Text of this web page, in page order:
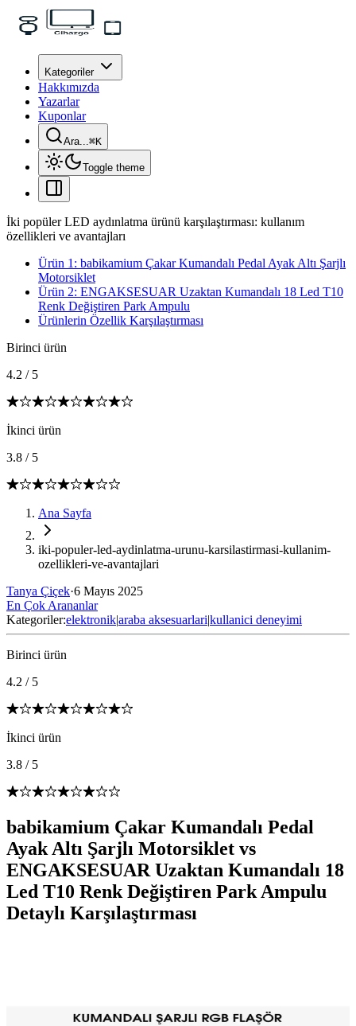
Kategoriler
Hakkımızda
Yazarlar
Kuponlar
Ara...⌘K
Toggle theme
İki popüler LED aydınlatma ürünü karşılaştırması: kullanım
özellikleri ve avantajları
Ürün 1: babikamium Çakar Kumandalı Pedal Ayak Altı Şarjlı
Motorsiklet
Ürün 2: ENGAKSESUAR Uzaktan Kumandalı 18 Led T10
Renk Değiştiren Park Ampulu
Ürünlerin Özellik Karşılaştırması
Birinci ürün
4.2 / 5
İkinci ürün
3.8 / 5
Ana Sayfa
iki-populer-led-aydinlatma-urunu-karsilastirmasi-kullanim-
ozellikleri-ve-avantajlari
Tanya Çiçek·6 Mayıs 2025
En Çok Arananlar
Kategoriler:elektronik|araba aksesuarlari|kullanici deneyimi
Birinci ürün
4.2 / 5
İkinci ürün
3.8 / 5
babikamium Çakar Kumandalı Pedal
Ayak Altı Şarjlı Motorsiklet vs
ENGAKSESUAR Uzaktan Kumandalı 18
Led T10 Renk Değiştiren Park Ampulu
Detaylı Karşılaştırması